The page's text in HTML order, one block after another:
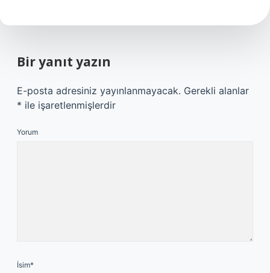
Bir yanıt yazın
E-posta adresiniz yayınlanmayacak. Gerekli alanlar
* ile işaretlenmişlerdir
Yorum
İsim*